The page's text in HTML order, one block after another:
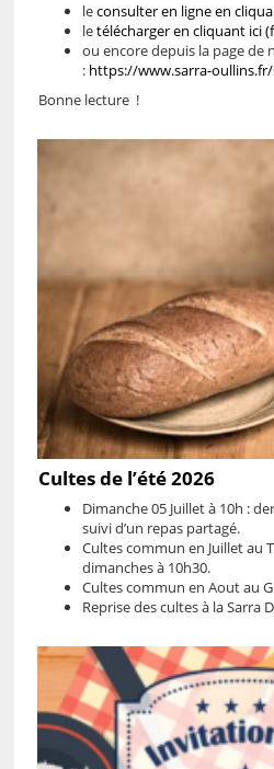
leconsulter en ligne en
letélécharger en cliquant ici
ou encore depuis la page de
: https://www.sarra-
Bonne lecture !
Cultes de l’été 2026
Dimanche 05 Juillet à 10h :
suivi d’un repas partagé.
Cultes commun en Juillet au
dimanches à 10h30.
Cultes commun en Aout au
Reprise des cultes à la Sarra